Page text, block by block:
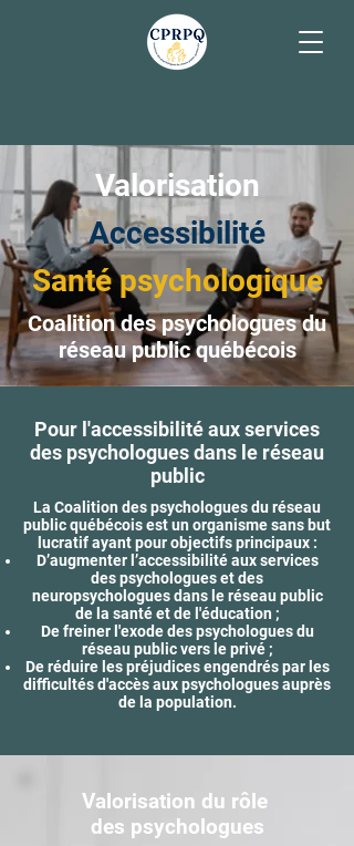
Valorisation
Accessibilité
Santé psychologique
Coalition des psychologues du
réseau public québécois
Pour l'accessibilité aux services
des psychologues dans le réseau
public
La Coalition des psychologues du réseau
public québécois est un organisme sans but
lucratif ayant pour objectifs principaux :
D’augmenter l’accessibilité aux services
des psychologues et des
neuropsychologues dans le réseau public
de la santé et de l'éducation ;
De freiner l'exode des psychologues du
réseau public vers le privé ;
De réduire les préjudices engendrés par les
difficultés d'accès aux psychologues auprès
de la population.
Valorisation du rôle
des psychologues